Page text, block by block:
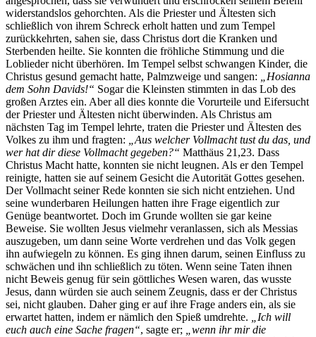
widerstandslos gehorchten. Als die Priester und Ältesten sich
schließlich von ihrem Schreck erholt hatten und zum Tempel
zurückkehrten, sahen sie, dass Christus dort die Kranken und
Sterbenden heilte. Sie konnten die fröhliche Stimmung und die
Loblieder nicht überhören. Im Tempel selbst schwangen Kinder, die
Christus gesund gemacht hatte, Palmzweige und sangen:
„Hosianna
dem Sohn Davids!“ Sogar die Kleinsten stimmten in das Lob des
großen Arztes ein. Aber all dies konnte die Vorurteile und Eifersucht
der Priester und Ältesten nicht überwinden. Als Christus am
nächsten Tag im Tempel lehrte, traten die Priester und Ältesten des
Volkes zu ihm und fragten:
„Aus welcher Vollmacht tust du das, und
wer hat dir diese Vollmacht gegeben?“ Matthäus 21,23. Dass
Christus Macht hatte, konnten sie nicht leugnen. Als er den Tempel
reinigte, hatten sie auf seinem Gesicht die Autorität Gottes gesehen.
Der Vollmacht seiner Rede konnten sie sich nicht entziehen. Und
seine wunderbaren Heilungen hatten ihre Frage eigentlich zur
Genüge beantwortet. Doch im Grunde wollten sie gar keine
Beweise. Sie wollten Jesus vielmehr veranlassen, sich als Messias
auszugeben, um dann seine Worte verdrehen und das Volk gegen
ihn aufwiegeln zu können. Es ging ihnen darum, seinen Einfluss zu
schwächen und ihn schließlich zu töten. Wenn seine Taten ihnen
nicht Beweis genug für sein göttliches Wesen waren, das wusste
Jesus, dann würden sie auch seinem Zeugnis, dass er der Christus
sei, nicht glauben. Daher ging er auf ihre Frage anders ein, als sie
erwartet hatten, indem er nämlich den Spieß umdrehte.
„Ich will
euch auch eine Sache fragen“, sagte er;
„wenn ihr mir die